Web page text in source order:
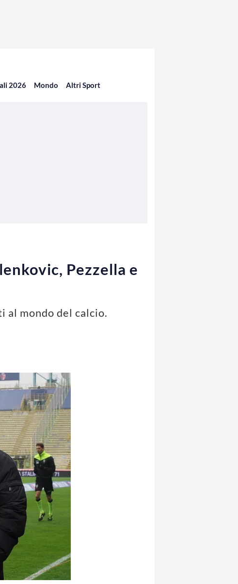
2026 Mondo Altri Sport
Pezzella e
mondo del calcio.